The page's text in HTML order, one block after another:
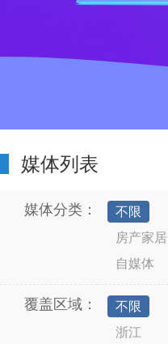
媒体列表
媒体分类： 不限
房产家居
自媒体
覆盖区域： 不限
浙江